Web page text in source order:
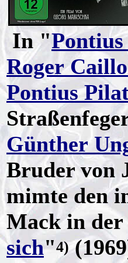
In "
Roger
Pontius
Günther
Bruder von
mimte den
Mack in der
sich"4)